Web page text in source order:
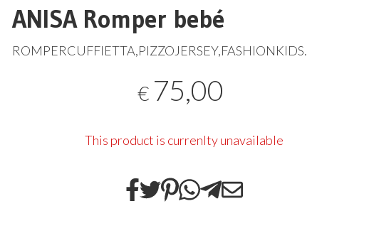
ANISA Romper bebé
ROMPERCUFFIETTA,PIZZOJERSEY,FASHIONKIDS.
€ 75,00
This product is currenlty unavailable